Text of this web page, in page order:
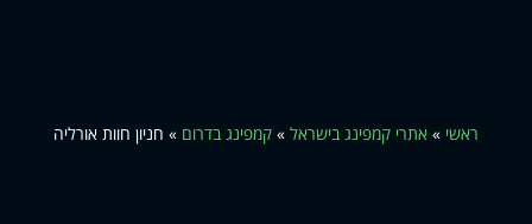
ראשי » אתרי קמפינג בישראל » קמפינג בדרום » חניון חוות אורליה